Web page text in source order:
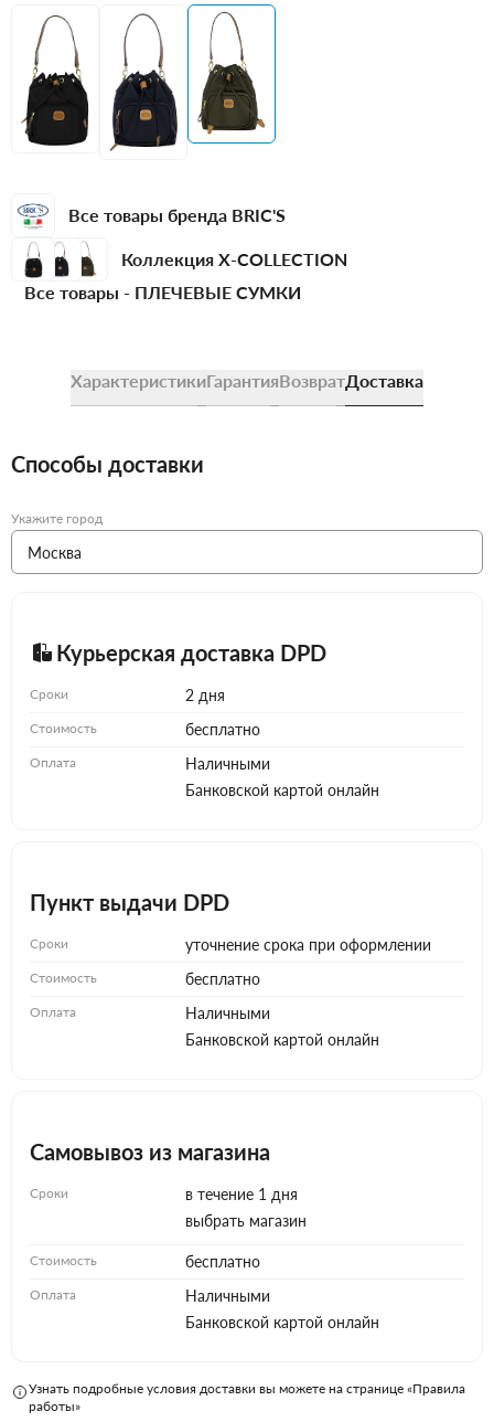
Все товары бренда BRIC'S
Коллекция X-COLLECTION
Все товары - ПЛЕЧЕВЫЕ СУМКИ
ХарактеристикиГарантияВозвратДоставка
Способы доставки
Укажите город
Курьерская доставка DPD
Сроки 2 дня
Стоимость бесплатно
Оплата
Наличными
Банковской картой онлайн
Пункт выдачи DPD
Сроки уточнение срока при оформлении
Стоимость бесплатно
Оплата
Наличными
Банковской картой онлайн
Самовывоз из магазина
Сроки
в течение 1 дня
выбрать магазин
Стоимость бесплатно
Оплата
Наличными
Банковской картой онлайн
Узнать подробные условия доставки вы можете на странице «Правила
работы»